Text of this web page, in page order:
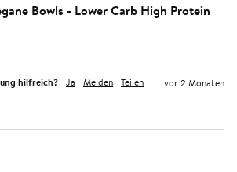
Bowls - Lower Carb High Protein
hilfreich? Ja Melden Teilen vor 2 Monaten